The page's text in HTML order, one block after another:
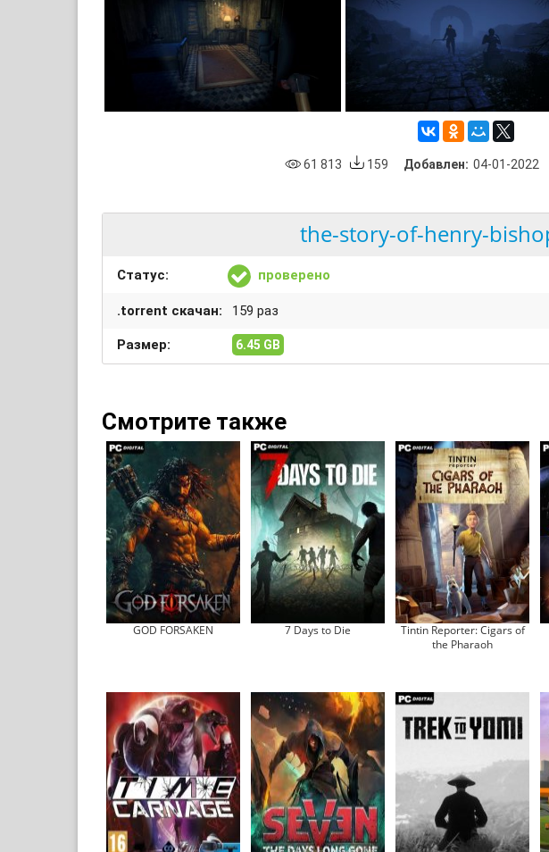
61 813 159 Добавлен: 04-01-2022
the-story-of-henry-
Статус: проверено
.torrent скачан: 159 раз
Размер: 6.45 GB
Смотрите также
GOD FORSAKEN 7 Days to Die
Tintin Reporter: Cigars of
the Pharaoh